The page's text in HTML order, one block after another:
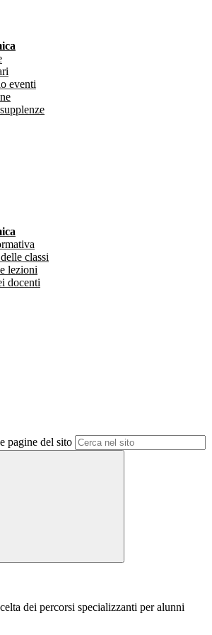
eventi
classi
lezioni
docenti
pagine del sito
dei percorsi specializzanti per alunni